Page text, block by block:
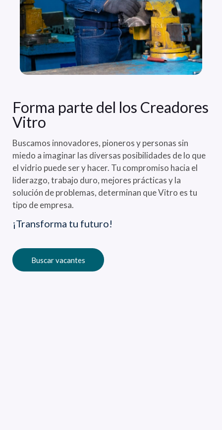
Forma parte del los Creadores
Vitro
Buscamos innovadores, pioneros y personas sin
miedo a imaginar las diversas posibilidades de lo que
el vidrio puede ser y hacer. Tu compromiso hacia el
liderazgo, trabajo duro, mejores prácticas y la
solución de problemas, determinan que Vitro es tu
tipo de empresa.
¡Transforma tu futuro!
Buscar vacantes